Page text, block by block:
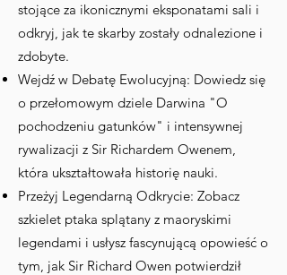
stojące za ikonicznymi eksponatami sali i
odkryj, jak te skarby zostały odnalezione i
zdobyte.
Wejdź w Debatę Ewolucyjną: Dowiedz się
o przełomowym dziele Darwina "O
pochodzeniu gatunków" i intensywnej
rywalizacji z Sir Richardem Owenem,
która ukształtowała historię nauki.
Przeżyj Legendarną Odkrycie: Zobacz
szkielet ptaka splątany z maoryskimi
legendami i usłysz fascynującą opowieść o
tym, jak Sir Richard Owen potwierdził